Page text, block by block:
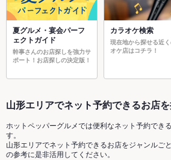
夏グルメ・宴会パーフ
ェクトガイド
幹事さんのお店探しを強力サ
ポート！お店探しの決定版！
カラオケ検索
現在地から探せる近
オケ店はコチラ！
山形エリアでネット予約できるお店
ホットペッパーグルメでは便利なネット予約でき
す。
山形エリアでネット予約できるお店をジャンルご
の参考に是非活用してください。